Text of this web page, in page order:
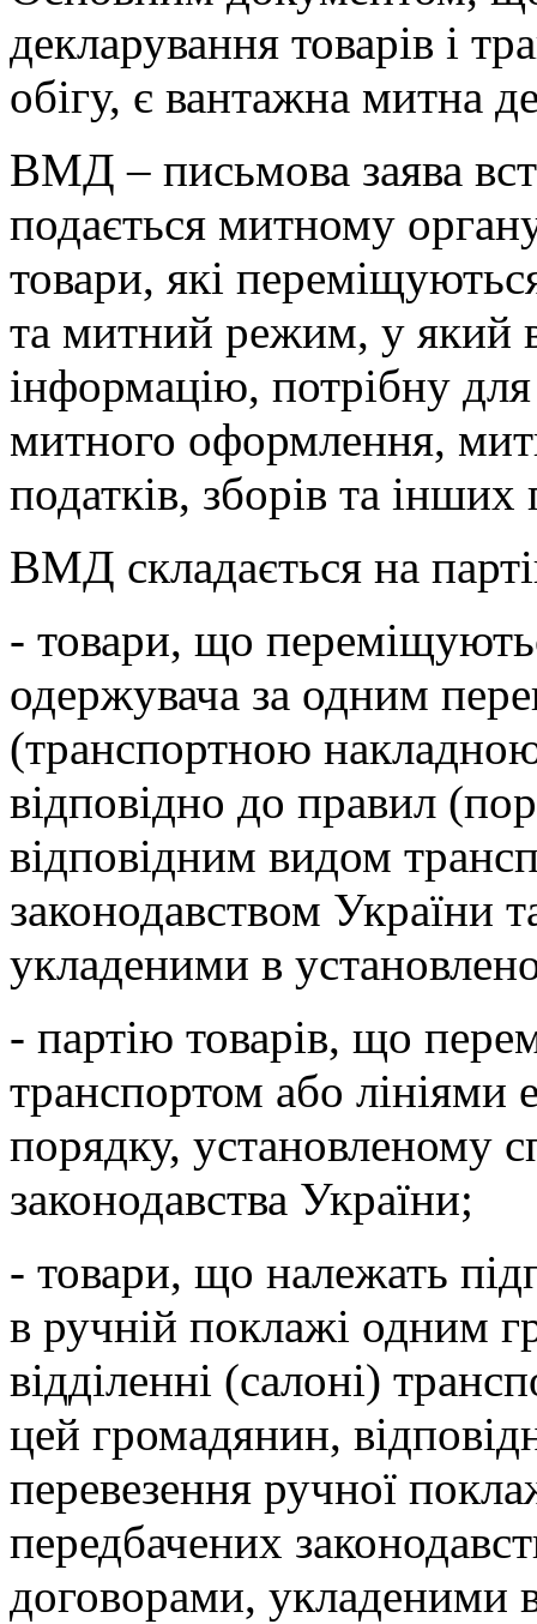
декларування товарів і
обігу, є вантажна митна
ВМД – письмова заява
подається митному
товари, які
та митний режим, у який
інформацію, потрібну
митного оформлення,
податків, зборів та інших
ВМД складається на
- товари, що
одержувача за одним
(транспортною
відповідно до правил
відповідним видом
законодавством України
укладеними в
- партію товарів, що
транспортом або лініями
порядку, установленому
законодавства України;
- товари, що належать
в ручній поклажі одним
відділенні (салоні)
цей громадянин,
перевезення ручної
передбачених
договорами, укладеними